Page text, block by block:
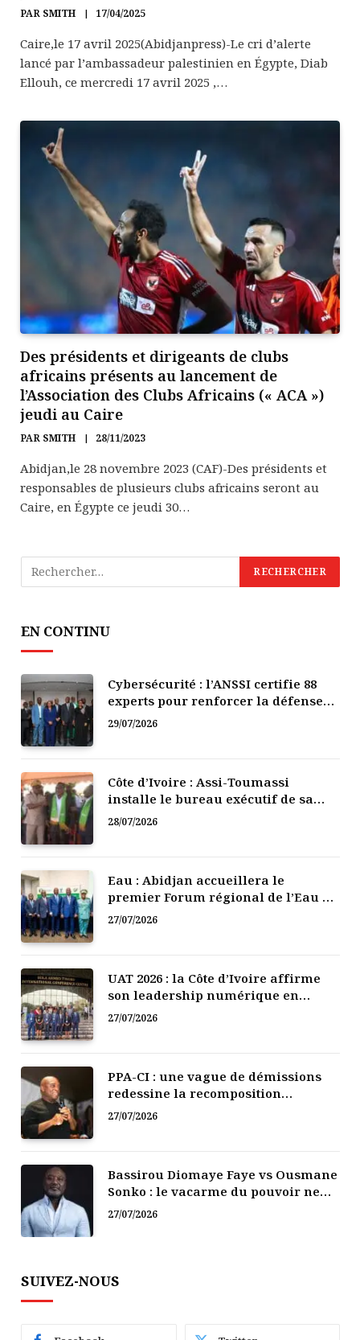
PAR SMITH 17/04/2025
Caire,le 17 avril 2025(Abidjanpress)-Le cri d’alerte
lancé par l’ambassadeur palestinien en Égypte, Diab
Ellouh, ce mercredi 17 avril 2025 ,…
Des présidents et dirigeants de clubs
africains présents au lancement de
l’Association des Clubs Africains (« ACA »)
jeudi au Caire
PAR SMITH 28/11/2023
Abidjan,le 28 novembre 2023 (CAF)-Des présidents et
responsables de plusieurs clubs africains seront au
Caire, en Égypte ce jeudi 30…
EN CONTINU
Cybersécurité : l’ANSSI certifie 88
experts pour renforcer la défense
numérique de la Côte d’Ivoire
29/07/2026
Côte d’Ivoire : Assi-Toumassi
installe le bureau exécutif de sa
mutuelle de développement
28/07/2026
Eau : Abidjan accueillera le
premier Forum régional de l’Eau de
l’Afrique de l’Ouest
27/07/2026
UAT 2026 : la Côte d’Ivoire affirme
son leadership numérique en
Afrique
27/07/2026
PPA-CI : une vague de démissions
redessine la recomposition
politique
27/07/2026
Bassirou Diomaye Faye vs Ousmane
Sonko : le vacarme du pouvoir ne
doit pas faire oublier les liens de la
Fraternité
27/07/2026
SUIVEZ-NOUS